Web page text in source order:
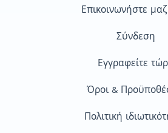
Επικοινωνήστε
Σύνδεση
Εγγραφείτε
Όροι &
Πολιτική